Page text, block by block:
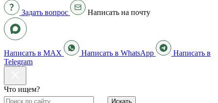
Задать вопрос Написать на почту
Написать в MAX Написать в WhatsApp
Написать в
Telegram
Что ищем?
Искать